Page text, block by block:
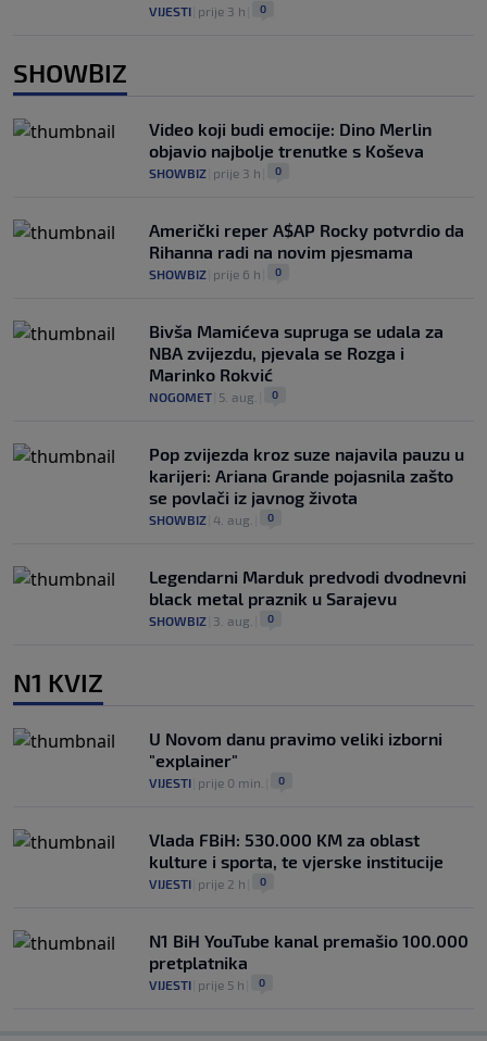
VIJESTI prije 3 h 0
SHOWBIZ
Video koji budi emocije: Dino Merlin
objavio najbolje trenutke s Koševa
SHOWBIZ prije 3 h 0
Američki reper A$AP Rocky potvrdio da
Rihanna radi na novim pjesmama
SHOWBIZ prije 6 h 0
Bivša Mamićeva supruga se udala za
NBA zvijezdu, pjevala se Rozga i
Marinko Rokvić
NOGOMET 5. aug. 0
Pop zvijezda kroz suze najavila pauzu u
karijeri: Ariana Grande pojasnila zašto
se povlači iz javnog života
SHOWBIZ 4. aug. 0
Legendarni Marduk predvodi dvodnevni
black metal praznik u Sarajevu
SHOWBIZ 3. aug. 0
N1 KVIZ
U Novom danu pravimo veliki izborni
"explainer"
VIJESTI prije 0 min. 0
Vlada FBiH: 530.000 KM za oblast
kulture i sporta, te vjerske institucije
VIJESTI prije 2 h 0
N1 BiH YouTube kanal premašio 100.000
pretplatnika
VIJESTI prije 5 h 0